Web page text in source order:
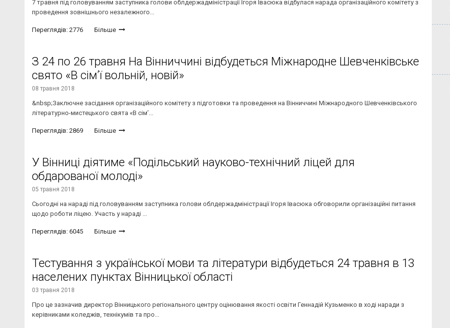
7 травня під головуванням заступника голови облдержадміністрації Ігоря Івасюка відбулася нарада організаційного комітету з
проведення зовнішнього незалежного...
Переглядів: 2776 Більше
З 24 по 26 травня На Вінниччині відбудеться Міжнародне Шевченківське
свято «В сім’ї вольній, новій»
08 травня 2018
&nbsp;Заключне засідання організаційного комітету з підготовки та проведення на Вінниччині Міжнародного Шевченківського
літературно-мистецького свята «В сім’...
Переглядів: 2869 Більше
У Вінниці діятиме «Подільський науково-технічний ліцей для
обдарованої молоді»
05 травня 2018
Сьогодні на нараді під головуванням заступника голови облдержадміністрації Ігоря Івасюка обговорили організаційні питання
щодо роботи ліцею. Участь у нараді ...
Переглядів: 6045 Більше
Тестування з української мови та літератури відбудеться 24 травня в 13
населених пунктах Вінницької області
03 травня 2018
Про це зазначив директор Вінницького регіонального центру оцінювання якості освіти Геннадій Кузьменко в ході наради з
керівниками коледжів, технікумів та про...